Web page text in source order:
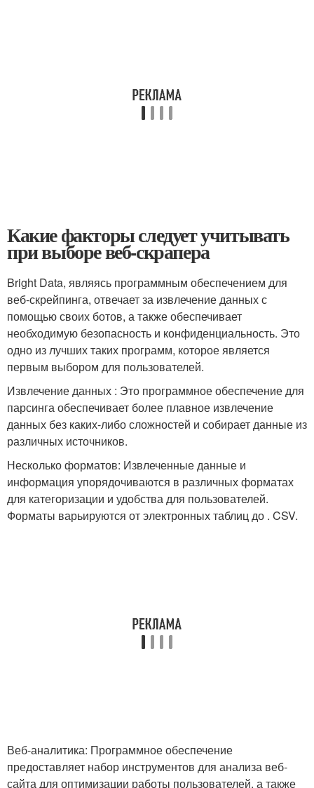
Какие факторы следует учитывать
при выборе веб-скрапера
Bright Data, являясь программным обеспечением для
веб-скрейпинга, отвечает за извлечение данных с
помощью своих ботов, а также обеспечивает
необходимую безопасность и конфиденциальность. Это
одно из лучших таких программ, которое является
первым выбором для пользователей.
Извлечение данных : Это программное обеспечение для
парсинга обеспечивает более плавное извлечение
данных без каких-либо сложностей и собирает данные из
различных источников.
Несколько форматов: Извлеченные данные и
информация упорядочиваются в различных форматах
для категоризации и удобства для пользователей.
Форматы варьируются от электронных таблиц до . CSV.
Веб-аналитика: Программное обеспечение
предоставляет набор инструментов для анализа веб-
сайта для оптимизации работы пользователей, а также